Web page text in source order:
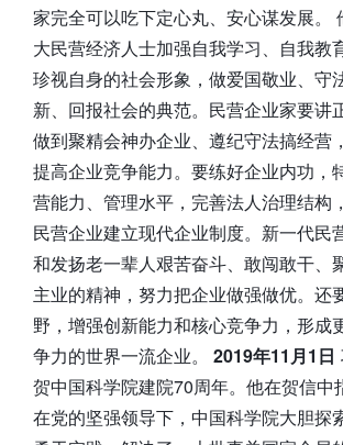
家完全可以吃下定心丸、安心谋发展。
大民营经济人士加强自我学习、自我教
珍视自身的社会形象，做爱国敬业、守
新、回报社会的典范。民营企业家要讲
做到聚精会神办企业、遵纪守法搞经营
提高企业竞争能力。要练好企业内功，
营能力、管理水平，完善法人治理结构
民营企业建立现代企业制度。新一代民
和发扬老一辈人艰苦奋斗、敢闯敢干、
主业的精神，努力把企业做强做优。还
野，增强创新能力和核心竞争力，形成
争力的世界一流企业。 2019年11月1日
贺中国科学院建院70周年。他在贺信中
在党的坚强领导下，中国科学院大胆探